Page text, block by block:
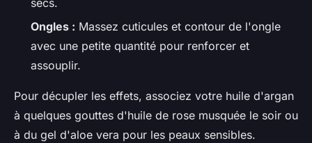
secs.
Ongles : Massez cuticules et contour de l'ongle
avec une petite quantité pour renforcer et
assouplir.
Pour décupler les effets, associez votre huile d'argan
à quelques gouttes d'huile de rose musquée le soir ou
à du gel d'aloe vera pour les peaux sensibles.